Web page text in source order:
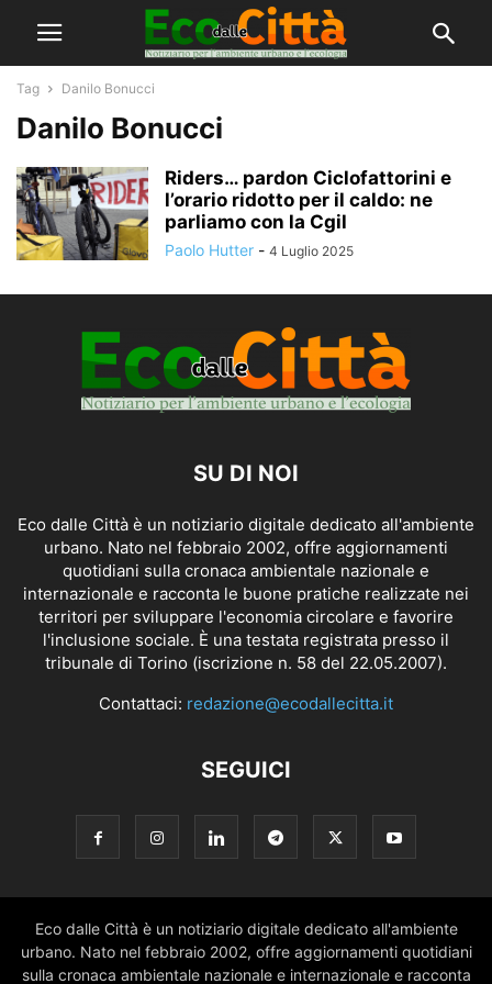
Tag Danilo Bonucci
Danilo Bonucci
Riders… pardon Ciclofattorini e
l’orario ridotto per il caldo: ne
parliamo con la Cgil
Paolo Hutter - 4 Luglio 2025
SU DI NOI
Eco dalle Città è un notiziario digitale dedicato all'ambiente
urbano. Nato nel febbraio 2002, offre aggiornamenti
quotidiani sulla cronaca ambientale nazionale e
internazionale e racconta le buone pratiche realizzate nei
territori per sviluppare l'economia circolare e favorire
l'inclusione sociale. È una testata registrata presso il
tribunale di Torino (iscrizione n. 58 del 22.05.2007).
Contattaci: redazione@ecodallecitta.it
SEGUICI
Eco dalle Città è un notiziario digitale dedicato all'ambiente
urbano. Nato nel febbraio 2002, offre aggiornamenti quotidiani
sulla cronaca ambientale nazionale e internazionale e racconta